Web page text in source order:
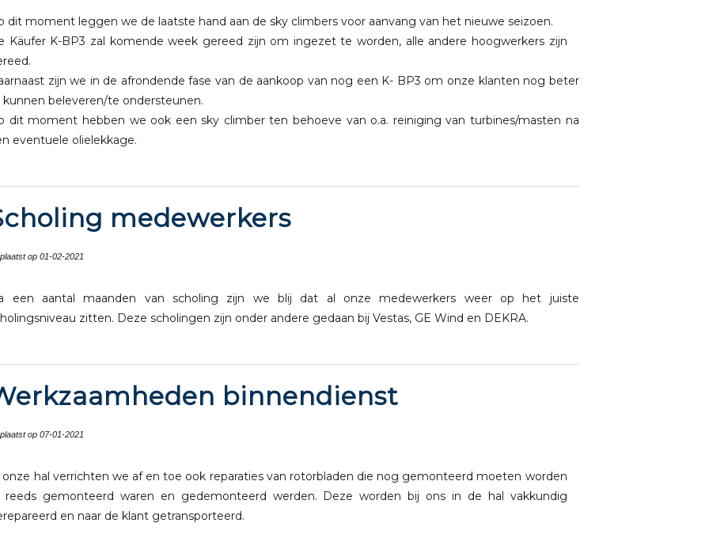
dit moment leggen we de laatste hand aan de sky climbers voor aanvang van het nieuwe seizoen.
Käufer K-BP3 zal komende week gereed zijn om ingezet te worden, alle andere hoogwerkers zijn
zijn we in de afrondende fase van de aankoop van nog een K- BP3 om onze klanten nog beter
kunnen beleveren/te ondersteunen.
dit moment hebben we ook een sky climber ten behoeve van o.a. reiniging van turbines/masten na
eventuele olielekkage.
medewerkers
op 01-02-2021
een aantal maanden van scholing zijn we blij dat al onze medewerkers weer op het juiste
zitten. Deze scholingen zijn onder andere gedaan bij Vestas, GE Wind en DEKRA.
binnendienst
op 07-01-2021
onze hal verrichten we af en toe ook reparaties van rotorbladen die nog gemonteerd moeten worden
reeds gemonteerd waren en gedemonteerd werden. Deze worden bij ons in de hal vakkundig
en naar de klant getransporteerd.